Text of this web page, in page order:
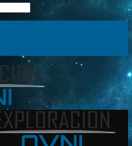
Exploración OVNI